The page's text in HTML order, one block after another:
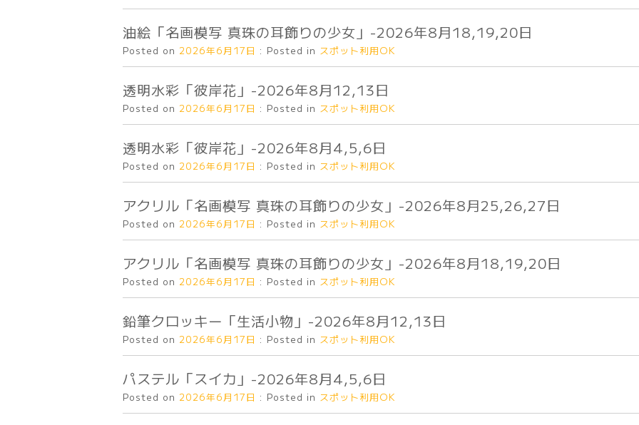
油絵「名画模写 真珠の耳飾りの少女」-2026年8月18,19,20日
Posted on 2026年6月17日 : Posted in スポット利用OK
透明水彩「彼岸花」-2026年8月12,13日
Posted on 2026年6月17日 : Posted in スポット利用OK
透明水彩「彼岸花」-2026年8月4,5,6日
Posted on 2026年6月17日 : Posted in スポット利用OK
アクリル「名画模写 真珠の耳飾りの少女」-2026年8月25,26,27日
Posted on 2026年6月17日 : Posted in スポット利用OK
アクリル「名画模写 真珠の耳飾りの少女」-2026年8月18,19,20日
Posted on 2026年6月17日 : Posted in スポット利用OK
鉛筆クロッキー「生活小物」-2026年8月12,13日
Posted on 2026年6月17日 : Posted in スポット利用OK
パステル「スイカ」-2026年8月4,5,6日
Posted on 2026年6月17日 : Posted in スポット利用OK